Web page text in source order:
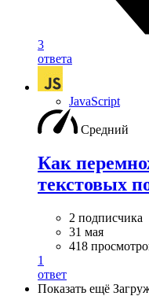
3
ответа
JavaScript
Средний
Как
текстовых
2 подписчика
31 мая
418
1
ответ
Показать ещё